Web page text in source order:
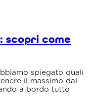
scopri come
spiegato quali
il massimo dal
a bordo tutto